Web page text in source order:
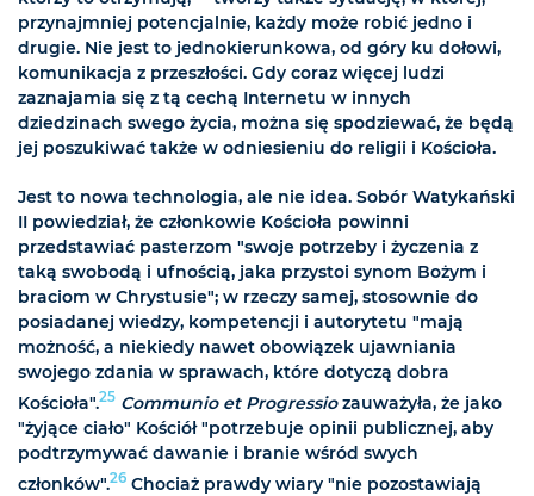
przynajmniej potencjalnie, każdy może robić jedno i
drugie. Nie jest to jednokierunkowa, od góry ku dołowi,
komunikacja z przeszłości. Gdy coraz więcej ludzi
zaznajamia się z tą cechą Internetu w innych
dziedzinach swego życia, można się spodziewać, że będą
jej poszukiwać także w odniesieniu do religii i Kościoła.
Jest to nowa technologia, ale nie idea. Sobór Watykański
II powiedział, że członkowie Kościoła powinni
przedstawiać pasterzom "swoje potrzeby i życzenia z
taką swobodą i ufnością, jaka przystoi synom Bożym i
braciom w Chrystusie"; w rzeczy samej, stosownie do
posiadanej wiedzy, kompetencji i autorytetu "mają
możność, a niekiedy nawet obowiązek ujawniania
swojego zdania w sprawach, które dotyczą dobra
Kościoła".25 Communio et Progressiozauważyła, że jako
"żyjące ciało" Kościół "potrzebuje opinii publicznej, aby
podtrzymywać dawanie i branie wśród swych
członków".26 Chociaż prawdy wiary "nie pozostawiają